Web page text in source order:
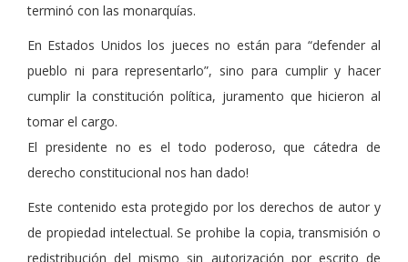
terminó con las monarquías.
En Estados Unidos los jueces no están para “defender al
pueblo ni para representarlo”, sino para cumplir y hacer
cumplir la constitución política, juramento que hicieron al
tomar el cargo.
El presidente no es el todo poderoso, que cátedra de
derecho constitucional nos han dado!
Este contenido esta protegido por los derechos de autor y
de propiedad intelectual. Se prohibe la copia, transmisión o
redistribución del mismo sin autorización por escrito de